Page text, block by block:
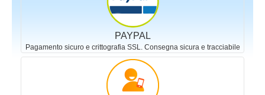
PAYPAL
Pagamento sicuro e crittografia SSL. Consegna sicura e tracciabile